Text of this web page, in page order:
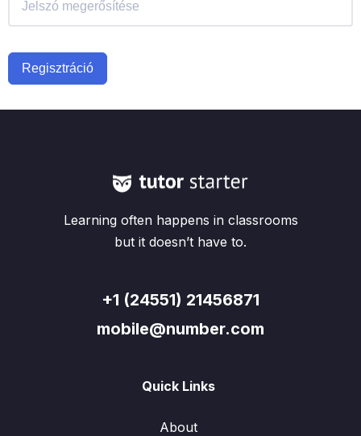
Regisztráció
Learning often happens in classrooms
but it doesn’t have to.
+1 (24551) 21456871
mobile@number.com
Quick Links
About